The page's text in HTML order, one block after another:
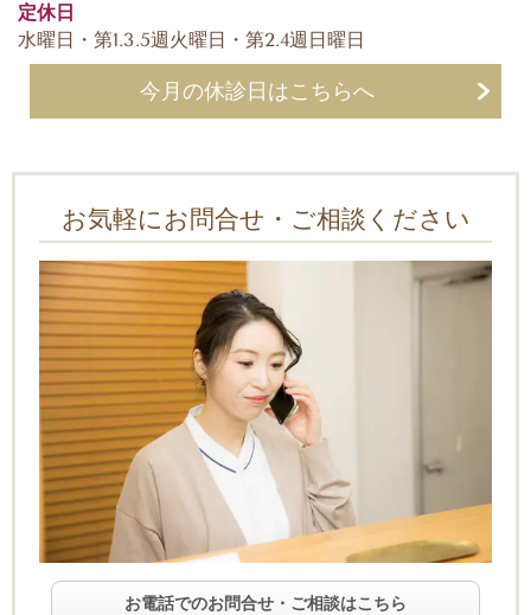
定休日
水曜日・第1.3.5週火曜日・第2.4週日曜日
今月の休診日はこちらへ
お気軽にお問合せ・ご相談ください
お電話でのお問合せ・ご相談はこちら